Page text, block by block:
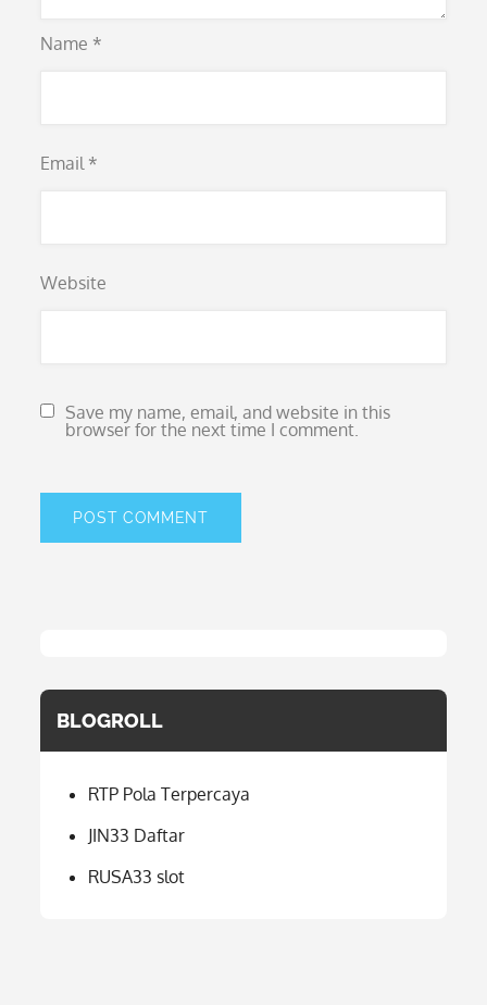
Name *
Email *
Website
Save my name, email, and website in this
browser for the next time I comment.
BLOGROLL
RTP Pola Terpercaya
JIN33 Daftar
RUSA33 slot